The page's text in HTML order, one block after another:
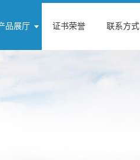
品展厅 证书荣誉 联系方式